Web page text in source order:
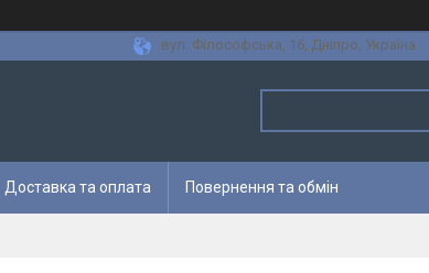
вул. Філософська, 16, Дніпро, Україна
Доставка та оплата Повернення та обмін